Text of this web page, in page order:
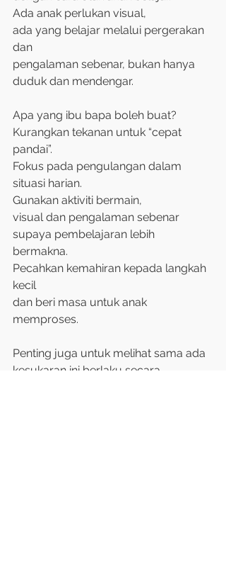
Ada anak perlukan visual,
ada yang belajar melalui pergerakan
dan
pengalaman sebenar, bukan hanya
duduk dan mendengar.
Apa yang ibu bapa boleh buat?
Kurangkan tekanan untuk “cepat
pandai”.
Fokus pada pengulangan dalam
situasi harian.
Gunakan aktiviti bermain,
visual dan pengalaman sebenar
supaya pembelajaran lebih
bermakna.
Pecahkan kemahiran kepada langkah
kecil
dan beri masa untuk anak
memproses.
Penting juga untuk melihat sama ada
kesukaran ini berlaku secara